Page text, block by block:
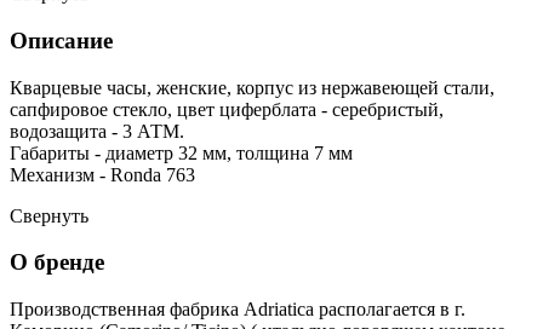
Описание
Кварцевые часы, женские, корпус из нержавеющей стали,
сапфировое стекло, цвет циферблата - серебристый,
водозащита - 3 АТМ.
Габариты - диаметр 32 мм, толщина 7 мм
Механизм - Ronda 763
Свернуть
О бренде
Производственная фабрика Adriatica располагается в г.